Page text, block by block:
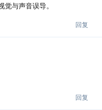
与声音误导。
回复
回复